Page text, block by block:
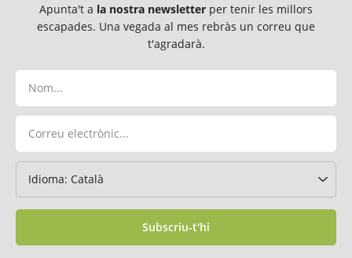
Apunta't a la nostra newsletter per tenir les millors
escapades. Una vegada al mes rebràs un correu que
t'agradarà.
Subscriu-t'hi